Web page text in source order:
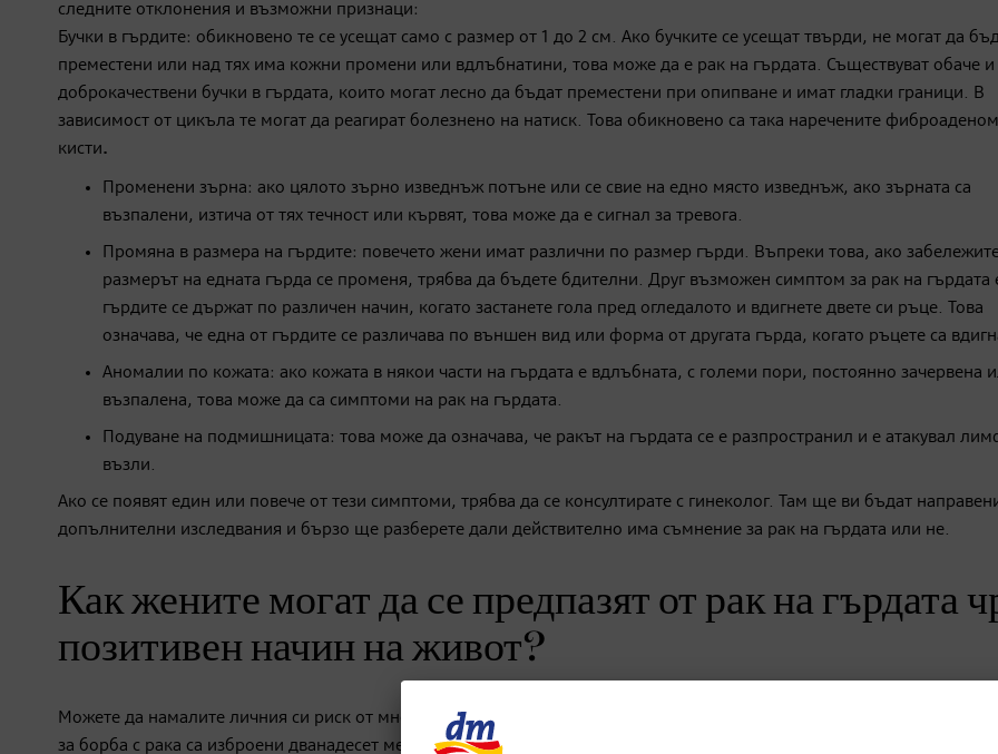
следните отклонения и възможни признаци:
Бучки в гърдите: обикновено те се усещат само с размер от 1 до 2 см. Ако бучките се усещат твърди, не могат да
преместени или над тях има кожни промени или вдлъбнатини, това може да е рак на гърдата. Съществуват обаче и
доброкачествени бучки в гърдата, които могат лесно да бъдат преместени при опипване и имат гладки граници. В
зависимост от цикъла те могат да реагират болезнено на натиск. Това обикновено са така наречените
кисти.
Променени зърна: ако цялото зърно изведнъж потъне или се свие на едно място изведнъж, ако зърната са
възпалени, изтича от тях течност или кървят, това може да е сигнал за тревога.
Промяна в размера на гърдите: повечето жени имат различни по размер гърди. Въпреки това, ако
размерът на едната гърда се променя, трябва да бъдете бдителни. Друг възможен симптом за рак на гърдата
гърдите се държат по различен начин, когато застанете гола пред огледалото и вдигнете двете си ръце. Това
означава, че една от гърдите се различава по външен вид или форма от другата гърда, когато ръцете са
Аномалии по кожата: ако кожата в някои части на гърдата е вдлъбната, с големи пори, постоянно зачервена
възпалена, това може да са симптоми на рак на гърдата.
Подуване на подмишницата: това може да означава, че ракът на гърдата се е разпространил и е атакувал
възли.
Ако се появят един или повече от тези симптоми, трябва да се консултирате с гинеколог. Там ще ви бъдат
допълнителни изследвания и бързо ще разберете дали действително има съмнение за рак на гърдата или не.
Как жените могат да се предпазят от рак на гърдата
позитивен начин на живот?
Можете да намалите личния си риск от много видове рак, като водите здравословен начин на живот. В
за борба с рака са изброени дванадесет мерки за тази цел. Разбира се, не е възможно да се избегне напълно